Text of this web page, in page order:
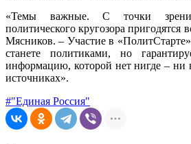
«Темы важные. С точки
политического кругозора пригодятся
Мясников. – Участие в
станете политиками, но
информацию, которой нет нигде – ни
источниках».
#"Единая Россия"